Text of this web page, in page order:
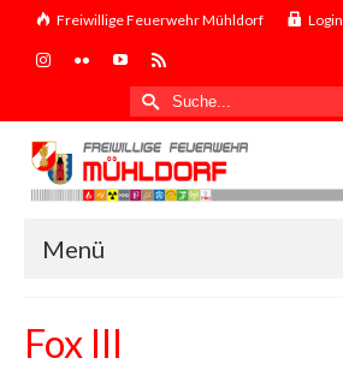
Freiwillige Feuerwehr Mühldorf Login
Suche
nach:
Menü
Fox III